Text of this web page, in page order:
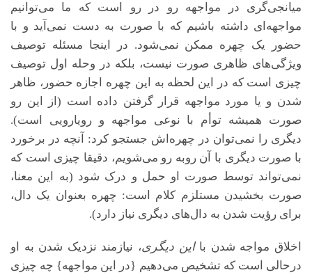
میانجی‌گری در مواجهه رو در رو است که ما می‌توانیم
مواجهه‌ای داشته باشیم که با صورت به دست نمی‌آید و با
حضور یک چهره ممکن نمی‌شود. در اینجا مسئله توصیف
ویژگی‌های ظاهری صورت نیست، بلکه در وحله اول توصیف
چیزی است که در این لحظه به این چهره اجازه حضور، ظاهر
شدن و یا مورد مواجهه قرار گرفتن داده است (از این رو
صورت همیشه توأم با نوعی مواجهه و رویارویی است).
دیگری را نمی‌توان در چهره‌اش جستجو کرد: آنچه در برخورد
با صورت دیگری با آن روبه رو می‌شویم، دقیقا چیزی است که
نمی‌تواند توسط صورت او حمل و درک شود (به این معنا،
صورت بخشیدن مستلزم کلام است: چهره بعنوان یک دال،
برای رؤیت شدن به دال‌های دیگری نیاز دارد).
اخلاق مواجه شدن با این دیگری، نیازمند نزدیک شدن به او
درحالی است که تشخیص می‌دهیم {در این مواجهه} چه چیزی